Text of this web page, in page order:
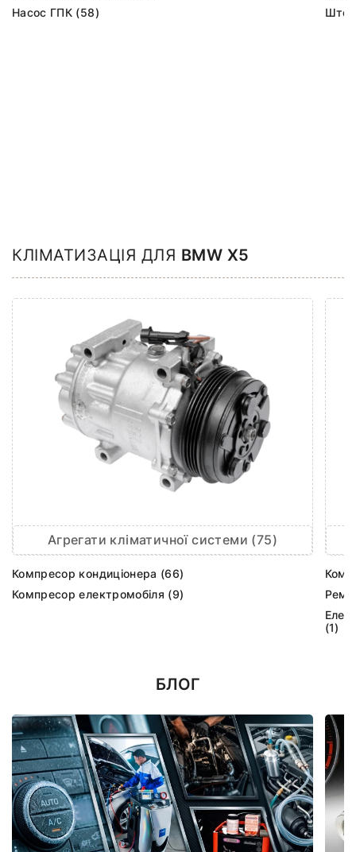
Насос ГПК (58)
КЛІМАТИЗАЦІЯ ДЛЯ BMW X5
Агрегати кліматичної системи (75)
Компресор кондиціонера (66)
Компресор електромобіля (9)
(1)
БЛОГ